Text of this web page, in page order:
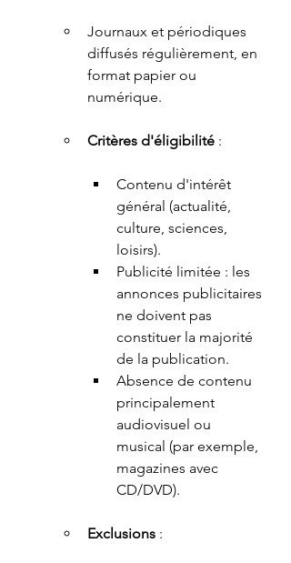
Journaux et périodiques
diffusés régulièrement, en
format papier ou
numérique.
Critères d'éligibilité :
Contenu d'intérêt
général (actualité,
culture, sciences,
loisirs).
Publicité limitée : les
annonces publicitaires
ne doivent pas
constituer la majorité
de la publication.
Absence de contenu
principalement
audiovisuel ou
musical (par exemple,
magazines avec
CD/DVD).
Exclusions :